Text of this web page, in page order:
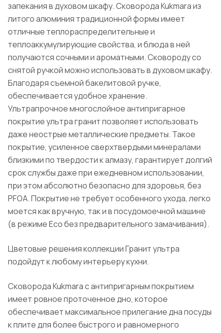
запекания в духовом шкафу. Сковорода Kukmara из
литого алюминия традиционной формы имеет
отличные теплораспределительные и
теплоаккумулирующие свойства, и блюда в ней
получаются сочными и ароматными. Сковороду со
снятой ручкой можно использовать в духовом шкафу.
Благодаря съемной бакелитовой ручке,
обеспечивается удобное хранение.
Ультрапрочное многослойное антипригарное
покрытие ультра гранит позволяет использовать
даже неострые металлические предметы. Такое
покрытие, усиленное сверхтвердыми минералами
близкими по твердости к алмазу, гарантирует долгий
срок службы даже при ежедневном использовании,
при этом абсолютно безопасно для здоровья, без
PFOA. Покрытие не требует особенного ухода, легко
моется как вручную, так и в посудомоечной машине
(в режиме Eco без предварительного замачивания).
Цветовые решения коллекции Гранит ультра
подойдут к любому интерьеру кухни.
Сковорода Kukmara с антипригарным покрытием
имеет ровное проточенное дно, которое
обеспечивает максимальное прилегание дна посуды
к плите для более быстрого и равномерного